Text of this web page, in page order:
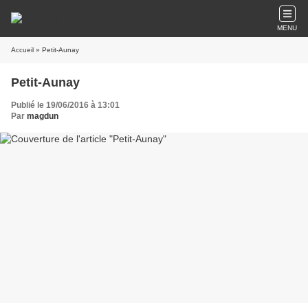
MENU
Accueil » Petit-Aunay
Petit-Aunay
Publié le 19/06/2016 à 13:01
Par magdun